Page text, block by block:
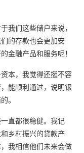
我们这些储户来说，
的存款也会更加安
金融产品和服务呢！
本，我觉得还挺不容
能顺利通过，说明银
。
直都很稳健。我记
乡村振兴的贷款产
我相信他们未来会做